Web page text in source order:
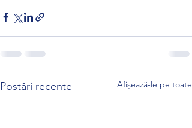
Postări recente Afișează-le pe toate